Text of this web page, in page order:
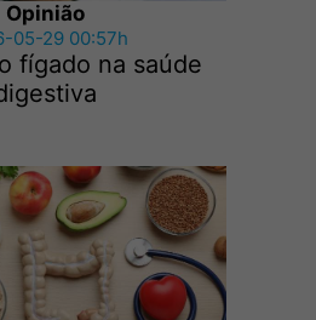
Opinião
05-29 00:57h
fígado na saúde